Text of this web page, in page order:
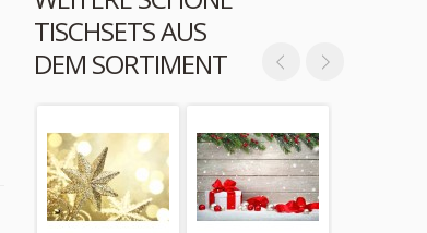
TISCHSETS AUS
DEM SORTIMENT